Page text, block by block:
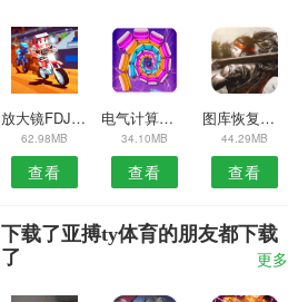
放大镜FDJ安卓版
62.98MB
查看
电气计算查询安卓版
34.10MB
查看
图库恢复安装免费
44.29MB
查看
下载了亚搏ty体育的朋友都下载
了
更多